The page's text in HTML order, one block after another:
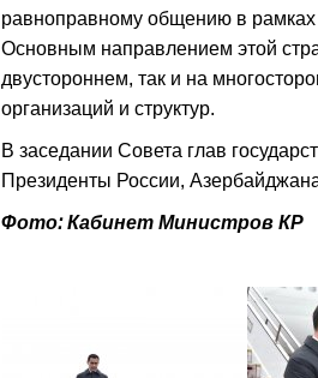
равноправному общению в рамках
Основным направлением этой
двустороннем, так и на
организаций и структур.
В заседании Совета глав
Президенты России,
Фото: Кабинет Министров КР